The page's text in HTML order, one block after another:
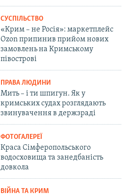
СУСПІЛЬСТВО
«Крим – не Росія»: маркетплейс
Ozon припинив прийом нових
замовлень на Кримському
півострові
ПРАВА ЛЮДИНИ
Мить – і ти шпигун. Як у
кримських судах розглядають
звинувачення в держзраді
ФОТОГАЛЕРЕЇ
Краса Сімферопольського
водосховища та занедбаність
довкола
ВІЙНА ТА КРИМ